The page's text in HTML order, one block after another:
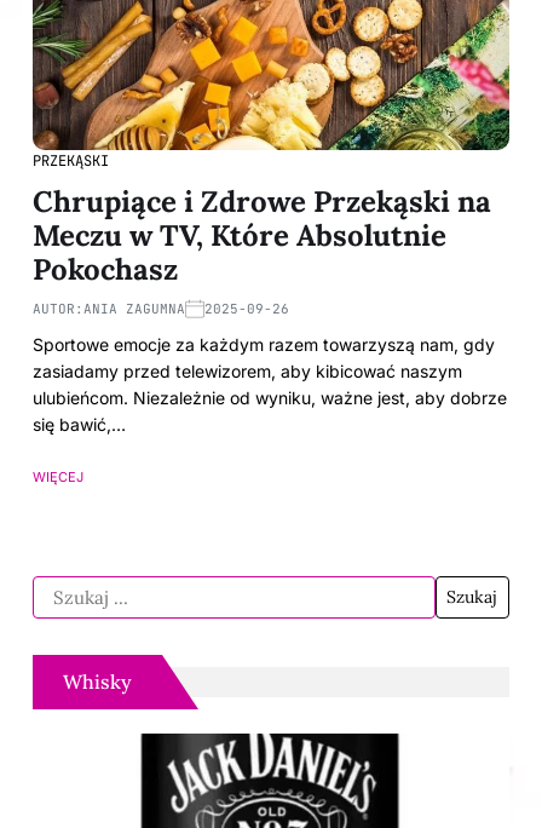
PRZEKĄSKI
Chrupiące i Zdrowe Przekąski na
Meczu w TV, Które Absolutnie
Pokochasz
AUTOR: ANIA ZAGUMNA 2025-09-26
Sportowe emocje za każdym razem towarzyszą nam, gdy
zasiadamy przed telewizorem, aby kibicować naszym
ulubieńcom. Niezależnie od wyniku, ważne jest, aby dobrze
się bawić,…
WIĘCEJ
Whisky